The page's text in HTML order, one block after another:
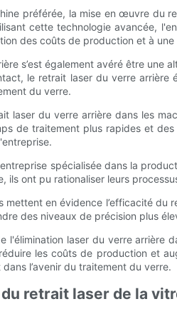
préférée, la mise en œuvre du
cette technologie avancée,
des coûts de production et à
s’est également avéré être une
le retrait laser du verre
du verre.
laser du verre arrière dans les
de traitement plus rapides et
spécialisée dans la
ils ont pu rationaliser leurs
mettent en évidence l’efficacité
des niveaux de précision plus
l'élimination laser du verre arrière
les coûts de production et
l’avenir du traitement du verre.
retrait laser de la